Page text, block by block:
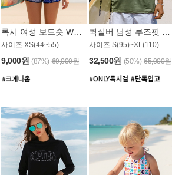
사이즈 XS(44~55)
9,000원 (87%) 69,000원
사이즈 S(95)~XL(110)
32,500원 (50%) 65,000원